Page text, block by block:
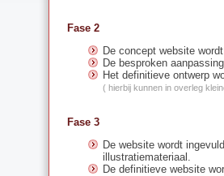
Fase 2
De concept website
De besproken
Het definitieve ontwerp
( hierbij kunnen in overleg
Fase 3
De website wordt
illustratiemateriaal.
De definitieve website